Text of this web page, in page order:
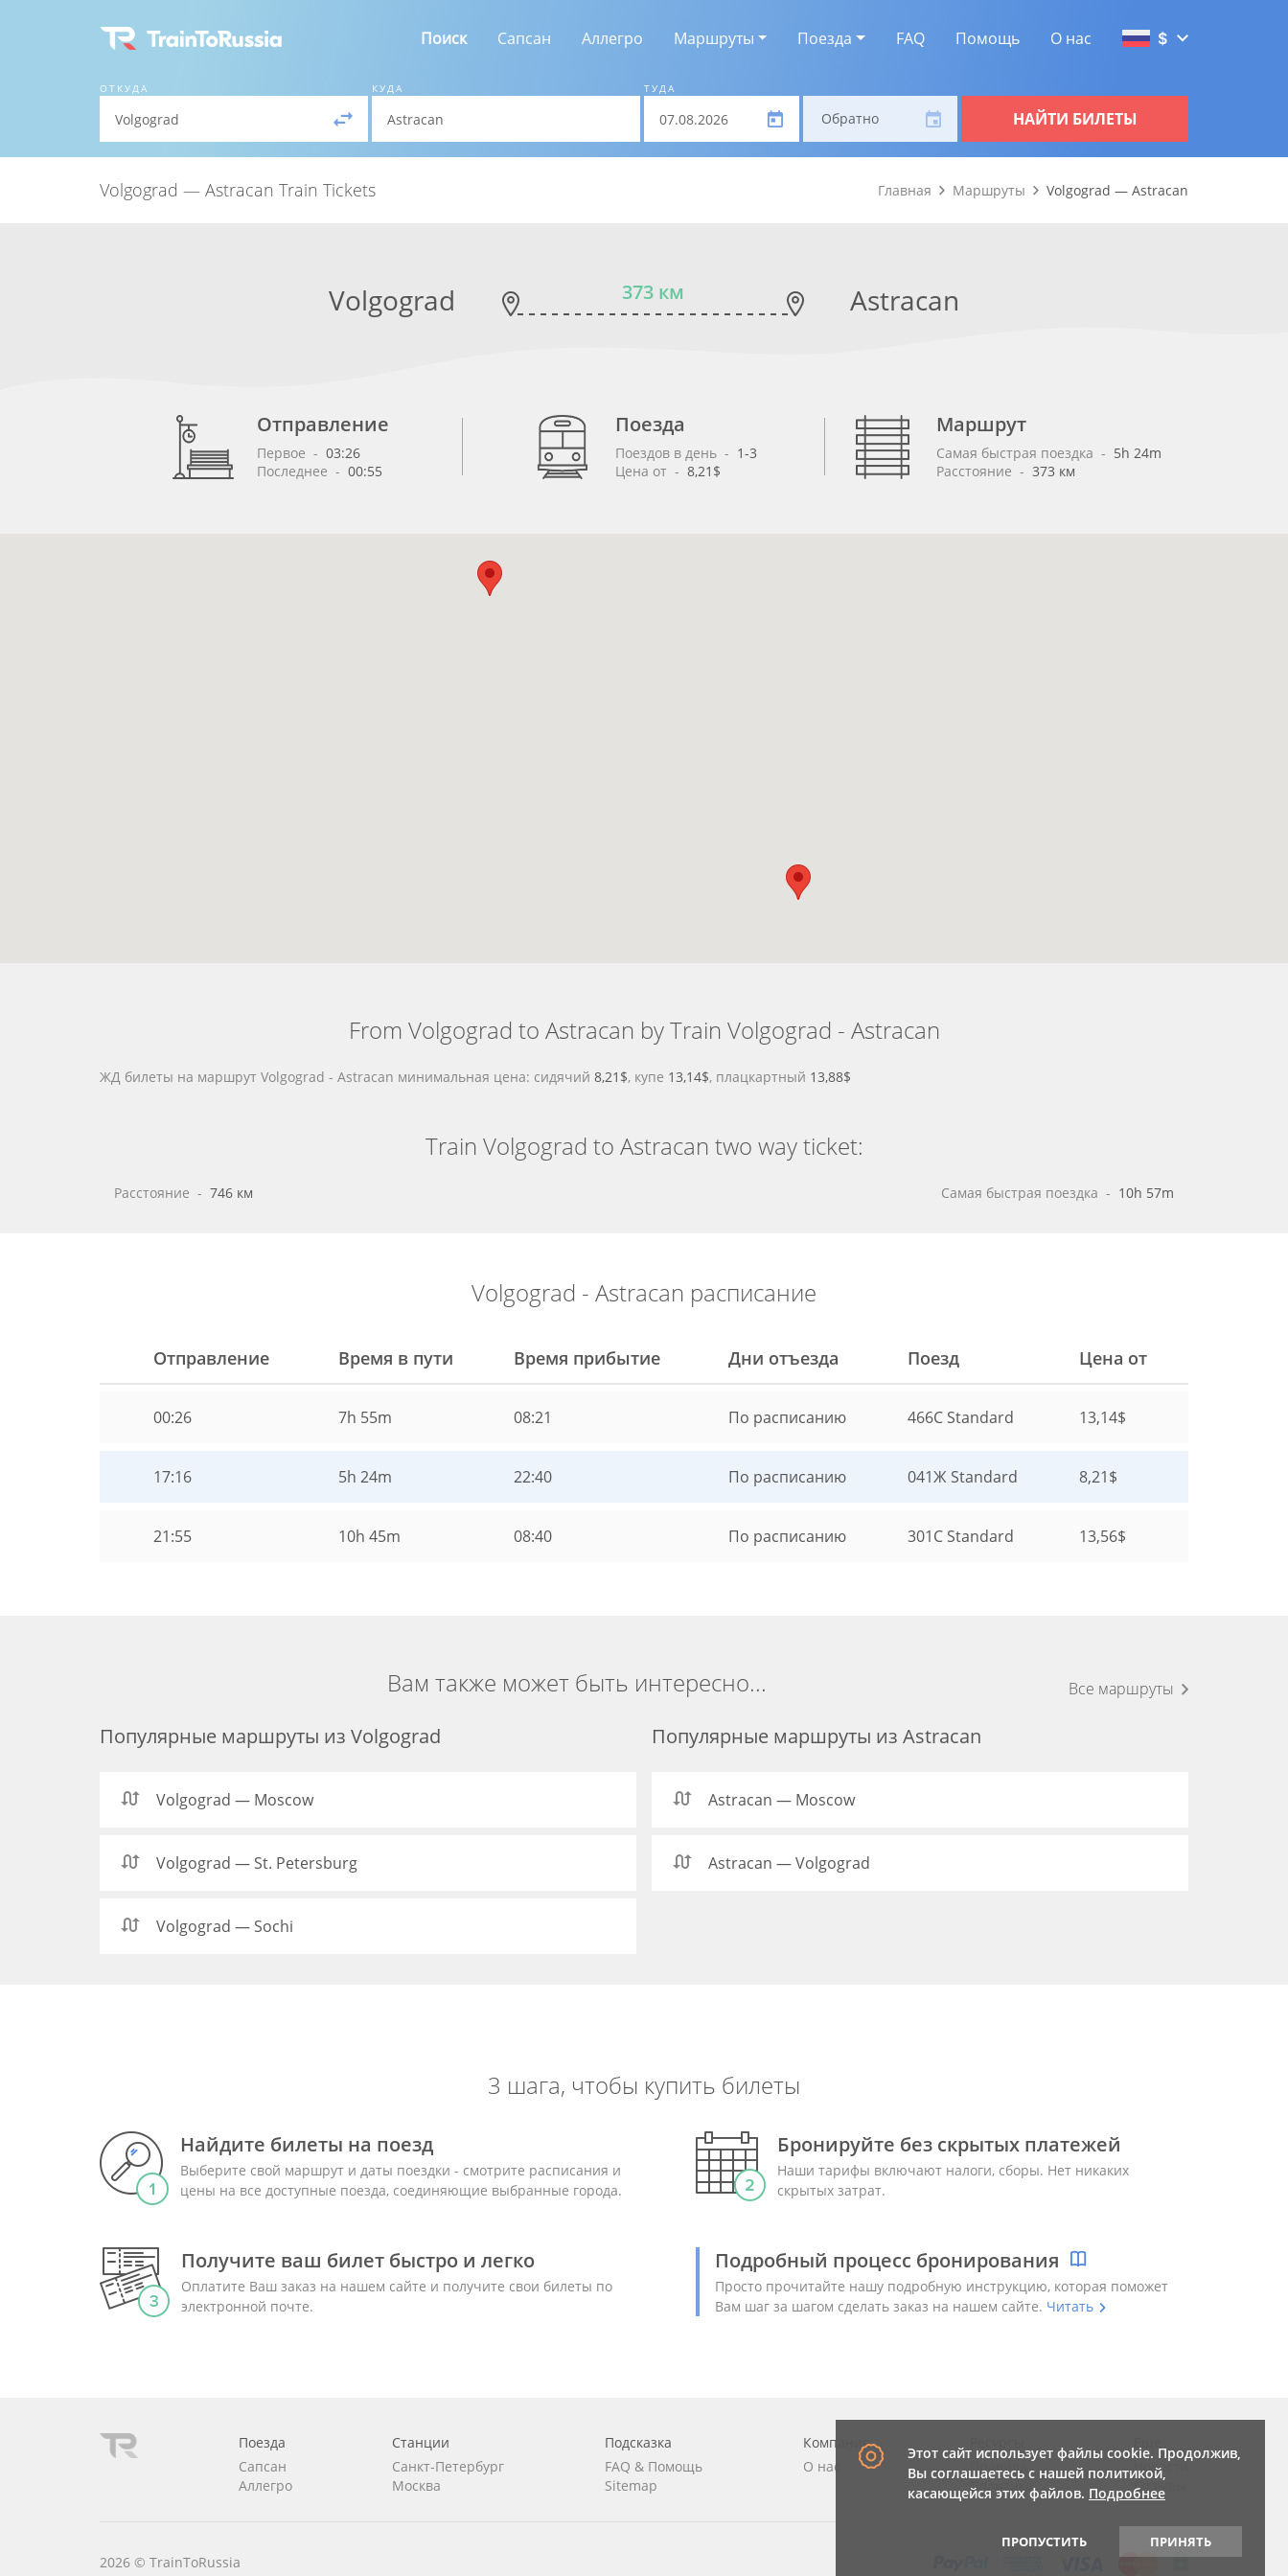
Поиск Сапсан Аллегро Маршруты Поезда FAQ Помощь О нас $
ОТКУДА КУДА ТУДА
Обратно НАЙТИ БИЛЕТЫ
Volgograd — Astracan Train Tickets Главная Маршруты Volgograd — Astracan
Volgograd 373 км Astracan
Отправление
Первое - 03:26
Последнее - 00:55
Поезда
Поездов в день - 1-3
Цена от - 8,21$
Маршрут
Самая быстрая поездка - 5h 24m
Расстояние - 373 км
From Volgograd to Astracan by Train Volgograd - Astracan
ЖД билеты на маршрут Volgograd - Astracan минимальная цена: сидячий 8,21$, купе 13,14$, плацкартный 13,88$
Train Volgograd to Astracan two way ticket:
Расстояние - 746 км Самая быстрая поездка - 10h 57m
Volgograd - Astracan расписание
Отправление Время в пути Время прибытие Дни отъезда Поезд Цена от
00:26 7h 55m 08:21 По расписанию 466С Standard 13,14$
17:16 5h 24m 22:40 По расписанию 041Ж Standard 8,21$
21:55 10h 45m 08:40 По расписанию 301С Standard 13,56$
Вам также может быть интересно... Все маршруты
Популярные маршруты из Volgograd
Volgograd — Moscow
Volgograd — St. Petersburg
Volgograd — Sochi
Популярные маршруты из Astracan
Astracan — Moscow
Astracan — Volgograd
3 шага, чтобы купить билеты
Найдите билеты на поезд
Выберите свой маршрут и даты поездки - смотрите расписания и
цены на все доступные поезда, соединяющие выбранные города.
Получите ваш билет быстро и легко
Оплатите Ваш заказ на нашем сайте и получите свои билеты по
электронной почте.
Бронируйте без скрытых платежей
Наши тарифы включают налоги, сборы. Нет никаких
скрытых затрат.
Подробный процесс бронирования
Просто прочитайте нашу подробную инструкцию, которая поможет
Вам шаг за шагом сделать заказ на нашем сайте. Читать
Поезда
Сапсан
Аллегро
Станции
Санкт-Петербург
Москва
Подсказка
FAQ & Помощь
Sitemap
Компания
О нас
Правила
Политика
Новости
Отзывы
2026 © TrainToRussia
Этот сайт использует файлы cookie. Продолжив,
Вы соглашаетесь с нашей политикой,
касающейся этих файлов. Подробнее
ПРОПУСТИТЬ ПРИНЯТЬ